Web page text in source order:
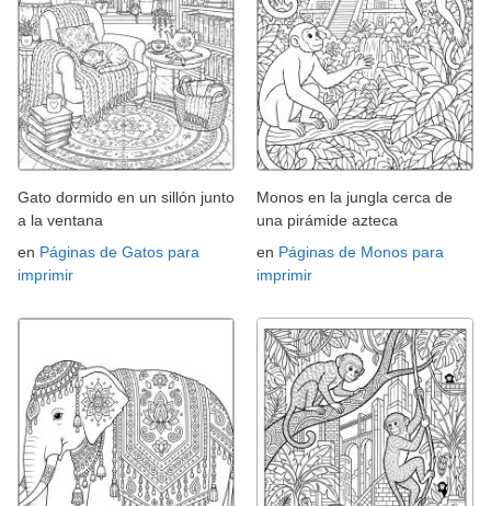
Gato dormido en un sillón junto
a la ventana
en Páginas de Gatos para
imprimir
Monos en la jungla cerca de
una pirámide azteca
en Páginas de Monos para
imprimir